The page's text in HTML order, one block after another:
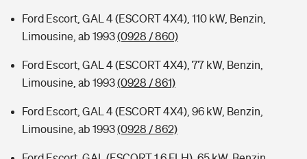
Ford Escort, GAL 4 (ESCORT 4X4), 110 kW, Benzin,
Limousine, ab 1993(0928 / 860)
Ford Escort, GAL 4 (ESCORT 4X4), 77 kW, Benzin,
Limousine, ab 1993(0928 / 861)
Ford Escort, GAL 4 (ESCORT 4X4), 96 kW, Benzin,
Limousine, ab 1993(0928 / 862)